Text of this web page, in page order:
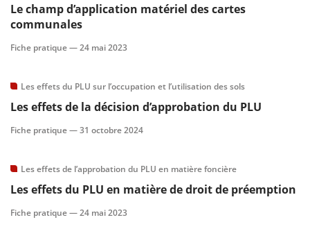
Le champ d’application matériel des cartes
communales
Fiche pratique —24 mai 2023
Les effets du PLU sur l’occupation et l’utilisation des sols
Les effets de la décision d’approbation du PLU
Fiche pratique —31 octobre 2024
Les effets de l’approbation du PLU en matière foncière
Les effets du PLU en matière de droit de préemption
Fiche pratique —24 mai 2023